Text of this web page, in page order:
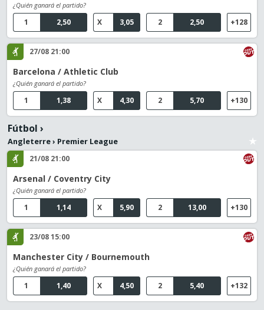
¿Quién ganará el partido?
2,50
1 3,05
X 2,50
2 +128
27/08 21:00
Barcelona / Athletic Club
¿Quién ganará el partido?
1,38
1 4,30
X 5,70
2 +130
Fútbol ›
Angleterre› Premier League
21/08 21:00
Arsenal / Coventry City
¿Quién ganará el partido?
1,14
1 5,90
X 13,00
2 +130
23/08 15:00
Manchester City / Bournemouth
¿Quién ganará el partido?
1,40
1 4,50
X 5,40
2 +132